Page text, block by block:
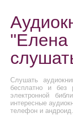
"Елена
Слушать
бесплатно и без
электронной
интересные
телефон и андроид.